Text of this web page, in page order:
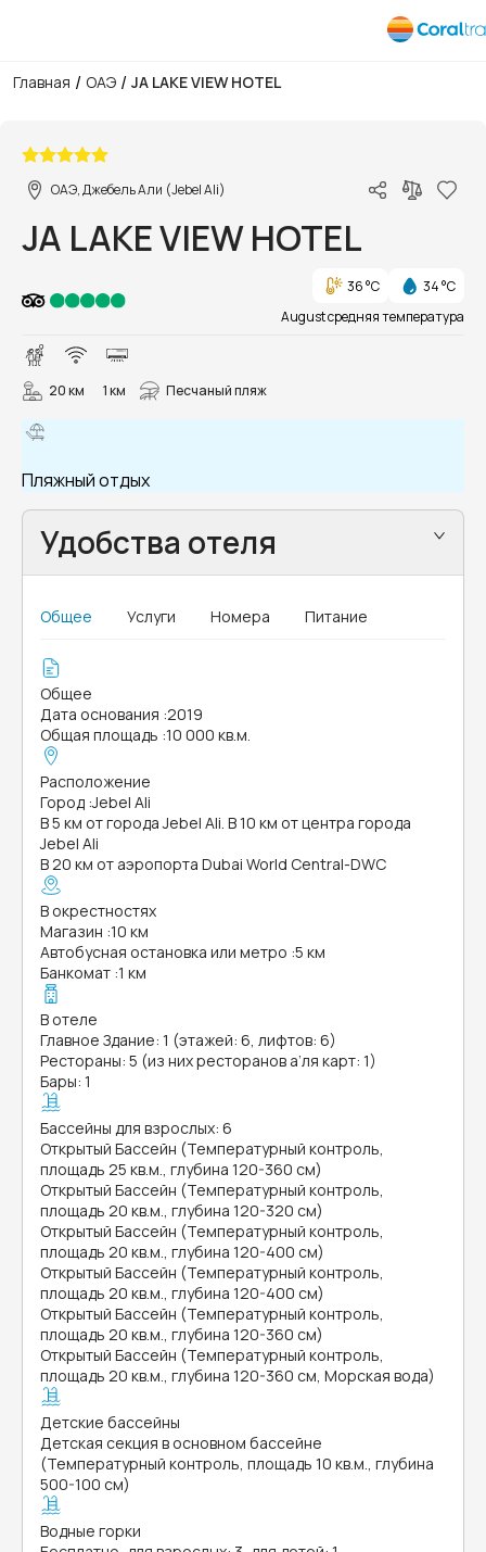
Главная / ОАЭ / JA LAKE VIEW HOTEL
ОАЭ, Джебель Али (Jebel Ali)
JA LAKE VIEW HOTEL
36 °C
34 °C
August средняя температура
20 км 1 км Песчаный пляж
Пляжный отдых
Удобства отеля
Общее Услуги Номера Питание
Общее
Дата основания :2019
Общая площадь :10 000 кв.м.
Расположение
Город :Jebel Ali
В 5 км от города Jebel Ali. В 10 км от центра города
Jebel Ali
В 20 км от аэропорта Dubai World Central-DWC
В окрестностях
Магазин :10 км
Автобусная остановка или метро :5 км
Банкомат :1 км
В отеле
Главное Здание: 1 (этажей: 6, лифтов: 6)
Рестораны: 5 (из них ресторанов а’ля карт: 1)
Бары: 1
Бассейны для взрослых: 6
Открытый Бассейн (Температурный контроль,
площадь 25 кв.м., глубина 120-360 см)
Открытый Бассейн (Температурный контроль,
площадь 20 кв.м., глубина 120-320 см)
Открытый Бассейн (Температурный контроль,
площадь 20 кв.м., глубина 120-400 см)
Открытый Бассейн (Температурный контроль,
площадь 20 кв.м., глубина 120-400 см)
Открытый Бассейн (Температурный контроль,
площадь 20 кв.м., глубина 120-360 см)
Открытый Бассейн (Температурный контроль,
площадь 20 кв.м., глубина 120-360 см, Морская вода)
Детские бассейны
Детская секция в основном бассейне
(Температурный контроль, площадь 10 кв.м., глубина
500-100 см)
Водные горки